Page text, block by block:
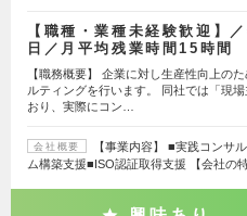
【職種・業種未経験歓迎】
日／月平均残業時間15時間
【職務概要】 企業に対し生産性向上の
ルティングを行います。 同社では「現
おり、実際にコン…
会社概要
【事業内容】 ■実践コンサ
ム構築支援■ISO認証取得支援 【会社の